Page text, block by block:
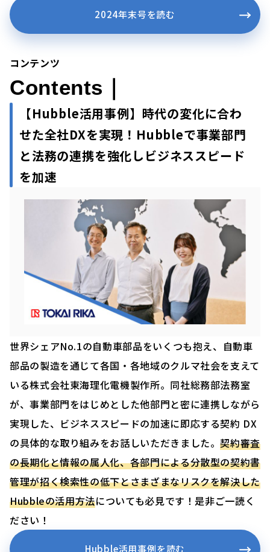
2024年末号を読む
コンテンツ
Contents｜
【Hubble活用事例】 時代の変化に合わ
せた全社DXを実現！Hubbleで事業部門
と法務の連携を強化しビジネススピード
を加速
世界シェアNo.1の自動車部品をいくつも抱え、自動車
部品の製造を通じて各国・各地域のクルマ社会を支えて
いる株式会社東海理化電機製作所。同社総務部法務室
が、事業部門をはじめとした他部門と密に連携しながら
実現した、ビジネススピードの加速に即応する契約 DX
の具体的な取り組みをお話しいただきました。契約審査
の長期化と情報の属人化、各部門による分散型の契約書
管理が招く検索性の低下とさまざまなリスクを解決した
Hubbleの活用方法についても必見です！是非ご一読く
ださい！
Hubble活用事例を読む